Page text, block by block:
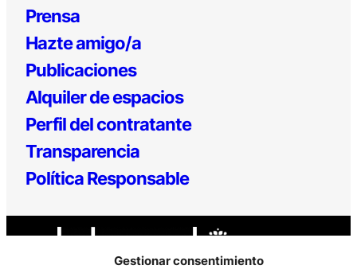
Gestionar consentimiento
Prensa
Hazte amigo/a
Publicaciones
Alquiler de espacios
Perfil del contratante
Transparencia
Política Responsable